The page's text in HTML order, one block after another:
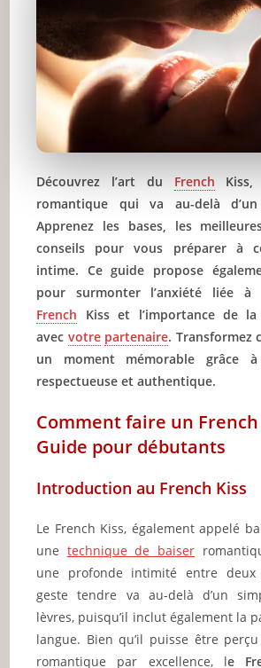
Découvrez l’art du French Kiss,
romantique qui va au-delà
Apprenez les bases, les
conseils pour vous préparer à
intime. Ce guide propose
pour surmonter l’anxiété liée à
French Kiss et l’importance de la
avec votre partenaire. Transformez
un moment mémorable grâce
respectueuse et authentique.
Comment faire un French
Guide pour débutants
Introduction au French Kiss
Le French Kiss, également appelé
une technique de baiser
une profonde intimité entre deux
geste tendre va au-delà d’un
lèvres, puisqu’il inclut également la
langue. Bien qu’il puisse être
romantique par excellence, le